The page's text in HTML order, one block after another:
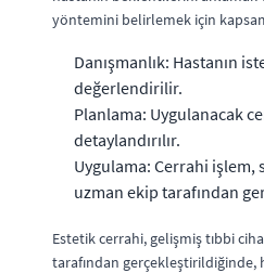
yöntemini belirlemek için
Danışmanlık: Hastanın
değerlendirilir.
Planlama: Uygulanacak
detaylandırılır.
Uygulama: Cerrahi
uzman ekip tarafından
Estetik cerrahi, gelişmiş tıbbi
tarafından